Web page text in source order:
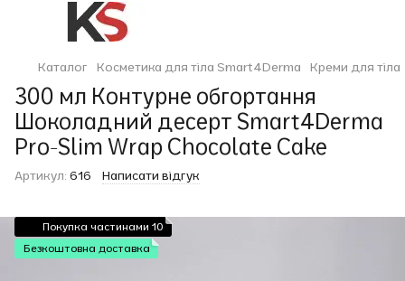
Каталог Косметика для тіла Smart4Derma Креми для тіла
300 мл Контурне обгортання
Шоколадний десерт Smart4Derma
Pro-Slim Wrap Chocolate Cake
Артикул: 616 Написати відгук
Покупка частинами 10
Безкоштовна доставка